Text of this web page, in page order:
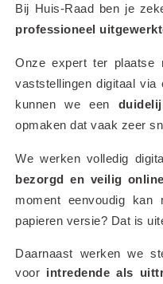
Bij Huis-Raad ben je
professioneel
Onze expert ter plaatse
vaststellingen digitaal via
kunnen we een
opmaken dat vaak zeer
We werken volledig
bezorgd en veilig
moment eenvoudig kan
papieren versie? Dat is
Daarnaast werken we
voor intredende als